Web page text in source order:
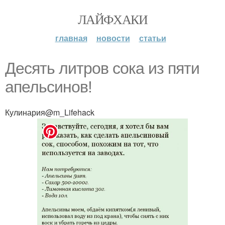
ЛАЙФХАКИ
главная новости статьи
Десять литров сока из пяти
апельсинов!
Кулинария@m_Lifehack